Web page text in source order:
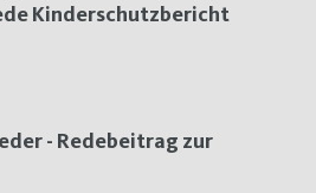
Kinderschutzbericht
- Redebeitrag zur